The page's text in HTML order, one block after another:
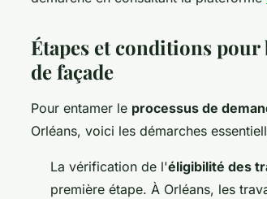
Étapes et conditions pour
de façade
Pour entamer le processus de
Orléans, voici les démarches
La vérification de l'éligibilité des
première étape. À Orléans, les